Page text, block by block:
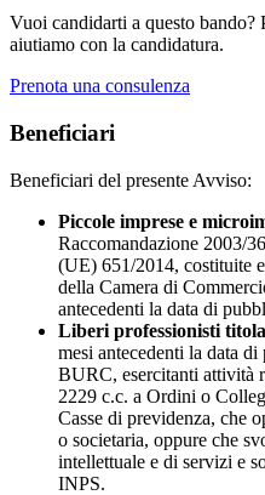
Vuoi candidarti a questo bando?
aiutiamo con la candidatura.
Prenota una consulenza
Beneficiari
Beneficiari del presente Avviso:
Piccole imprese e
Raccomandazione 2003/
(UE) 651/2014, costituite
della Camera di
antecedenti la data di
Liberi professionisti
mesi antecedenti la data
BURC, esercitanti attività
2229 c.c. a Ordini o
Casse di previdenza, che
o societaria, oppure che
intellettuale e di servizi e
INPS.